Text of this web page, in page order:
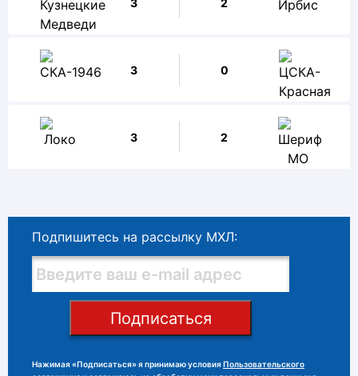
3 0
3 2
Подпишитесь на рассылку МХЛ:
Подписаться
Нажимая «Подписаться» я принимаю условия Пользовательского